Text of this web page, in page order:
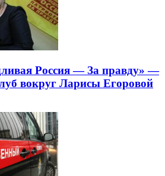
Россия — За правду» —
вокруг Ларисы Егоровой